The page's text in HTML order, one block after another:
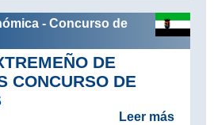
- Concurso de
DE
CONCURSO DE
Leer más